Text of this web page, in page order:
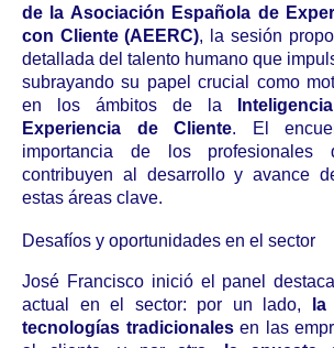
de la Asociación Española de
con Cliente (AEERC), la sesión
detallada del talento humano que
subrayando su papel crucial como
en los ámbitos de la
Experiencia de Cliente. El
importancia de los profesionales
contribuyen al desarrollo y avance
estas áreas clave.
Desafíos y oportunidades en el sector
José Francisco inició el panel
actual en el sector: por un lado,
tecnologías tradicionalesen las